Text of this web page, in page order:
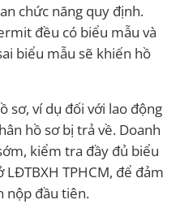
chức năng quy định.
đều có biểu mẫu và
biểu mẫu sẽ khiến hồ
sơ, ví dụ đối với lao động
hồ sơ bị trả về. Doanh
kiểm tra đầy đủ biểu
TPHCM, để đảm
nộp đầu tiên.